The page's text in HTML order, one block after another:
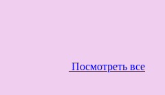
Посмотреть все